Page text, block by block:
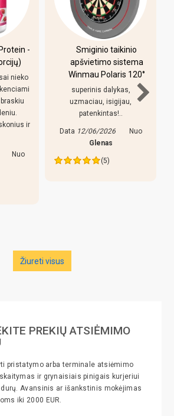
-
nieko
ir
Nuo
Smiginio taikinio
apšvietimo sistema
Winmau Polaris 120°
superinis dalykas,
uzmaciau, isigijau,
patenkintas!..
Data 12/06/2026
Nuo
Glenas
(5)
Žiureti visus
PREKIŲ ATSIĖMIMO
pristatymo arba terminale atsiėmimo
ir grynaisiais pinigais kurjeriui
Avansinis ar išankstinis mokėjimas
iki 2000 EUR.